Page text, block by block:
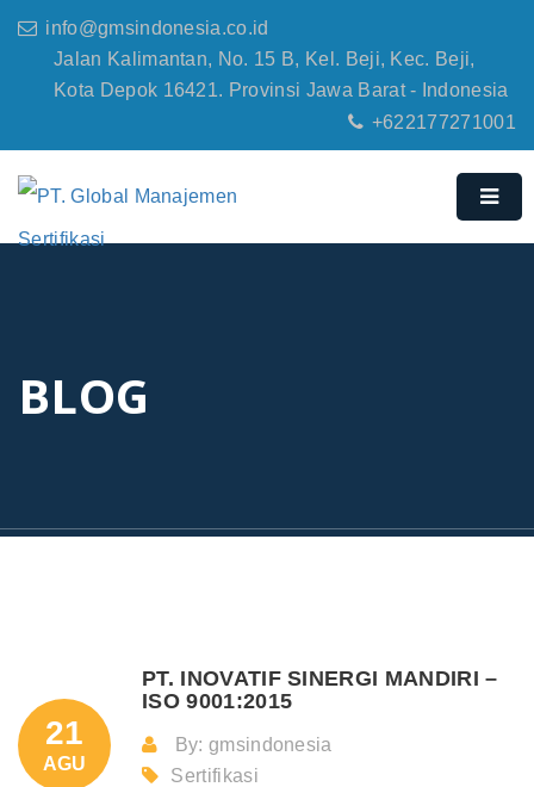
info@gmsindonesia.co.id
Jalan Kalimantan, No. 15 B, Kel. Beji, Kec. Beji,
Kota Depok 16421. Provinsi Jawa Barat - Indonesia
+622177271001
BLOG
21
AGU
PT. INOVATIF SINERGI MANDIRI –
ISO 9001:2015
By: gmsindonesia
Sertifikasi